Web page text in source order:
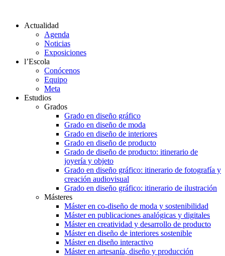
Actualidad
Agenda
Noticias
Exposiciones
l’Escola
Conócenos
Equipo
Meta
Estudios
Grados
Grado en diseño gráfico
Grado en diseño de moda
Grado en diseño de interiores
Grado en diseño de producto
Grado de diseño de producto: itinerario de
joyería y objeto
Grado en diseño gráfico: itinerario de fotografía y
creación audiovisual
Grado en diseño gráfico: itinerario de ilustración
Másteres
Máster en co-diseño de moda y sostenibilidad
Máster en publicaciones analógicas y digitales
Máster en creatividad y desarrollo de producto
Máster en diseño de interiores sostenible
Máster en diseño interactivo
Máster en artesanía, diseño y producción